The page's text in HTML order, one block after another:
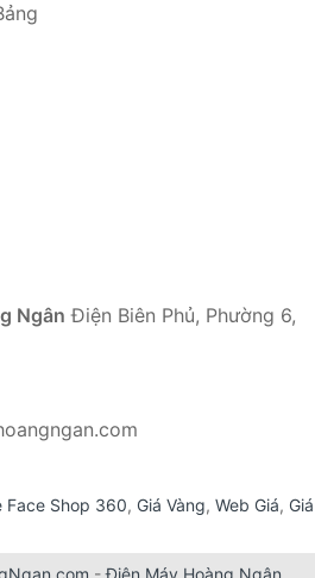
Ngân Điện Biên Phủ, Phường 6,
Face Shop 360, Giá Vàng, Web Giá, Giá
-Điện Máy Hoàng Ngân